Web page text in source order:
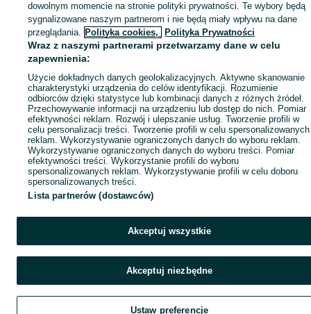
dowolnym momencie na stronie polityki prywatności. Te wybory będą
sygnalizowane naszym partnerom i nie będą miały wpływu na dane
przeglądania. Polityka cookies, Polityka Prywatności
Wraz z naszymi partnerami przetwarzamy dane w celu
zapewnienia:
Użycie dokładnych danych geolokalizacyjnych. Aktywne skanowanie
charakterystyki urządzenia do celów identyfikacji. Rozumienie
odbiorców dzięki statystyce lub kombinacji danych z różnych źródeł.
Przechowywanie informacji na urządzeniu lub dostęp do nich. Pomiar
efektywności reklam. Rozwój i ulepszanie usług. Tworzenie profili w
celu personalizacji treści. Tworzenie profili w celu spersonalizowanych
reklam. Wykorzystywanie ograniczonych danych do wyboru reklam.
Wykorzystywanie ograniczonych danych do wyboru treści. Pomiar
efektywności treści. Wykorzystanie profili do wyboru
spersonalizowanych reklam. Wykorzystywanie profili w celu doboru
spersonalizowanych treści.
Lista partnerów (dostawców)
Akceptuj wszystkie
Akceptuj niezbędne
Ustaw preferencje